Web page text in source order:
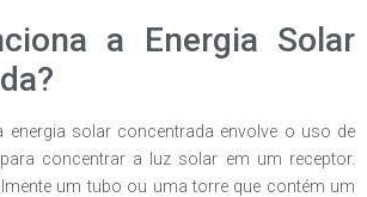
a Energia Solar
energia solar concentrada envolve o uso de
concentrar a luz solar em um receptor.
um tubo ou uma torre que contém um